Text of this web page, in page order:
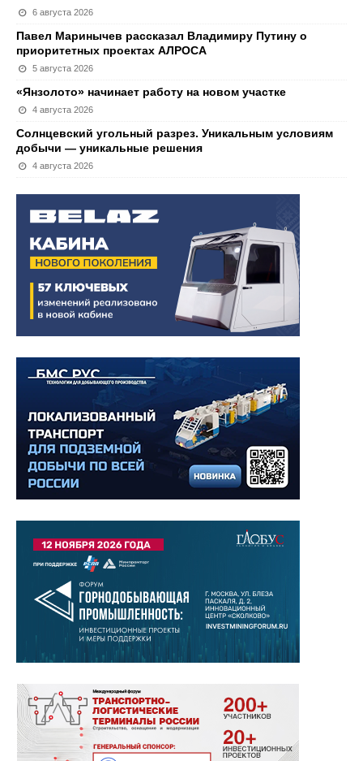
6 августа 2026
Павел Маринычев рассказал Владимиру Путину о
приоритетных проектах АЛРОСА
5 августа 2026
«Янзолото» начинает работу на новом участке
4 августа 2026
Солнцевский угольный разрез. Уникальным условиям
добычи — уникальные решения
4 августа 2026